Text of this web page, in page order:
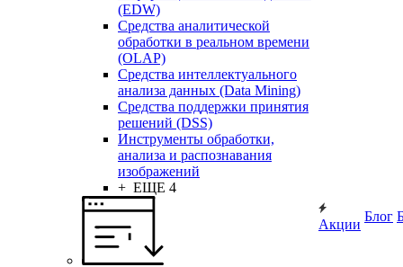
(EDW)
Средства аналитической
обработки в реальном времени
(OLAP)
Средства интеллектуального
анализа данных (Data Mining)
Средства поддержки принятия
решений (DSS)
Инструменты обработки,
анализа и распознавания
изображений
+ ЕЩЕ 4
Акции
Блог